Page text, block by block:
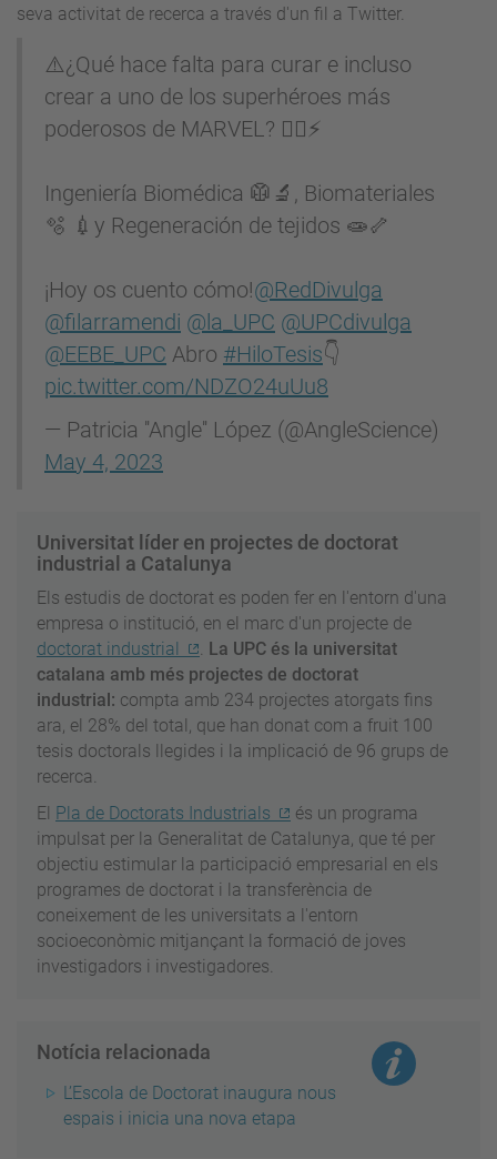
seva activitat de recerca a través d'un fil a Twitter.
⚠️¿Qué hace falta para curar e incluso
crear a uno de los superhéroes más
poderosos de MARVEL? 🦸‍♂️⚡
Ingeniería Biomédica 🥼🔬, Biomateriales
🫧 💉y Regeneración de tejidos 🧫🦴
¡Hoy os cuento cómo!@RedDivulga
@filarramendi @la_UPC @UPCdivulga
@EEBE_UPC Abro #HiloTesis👇
pic.twitter.com/NDZO24uUu8
— Patricia ''Angle'' López (@AngleScience)
May 4, 2023
Universitat líder en projectes de doctorat
industrial a Catalunya
Els estudis de doctorat es poden fer en l'entorn d'una
empresa o institució, en el marc d'un projecte de
doctorat industrial
. La UPC és la universitat
catalana amb més projectes de doctorat
industrial: compta amb 234 projectes atorgats fins
ara, el 28% del total, que han donat com a fruit 100
tesis doctorals llegides i la implicació de 96 grups de
recerca.
El Pla de Doctorats Industrials
és un programa
impulsat per la Generalitat de Catalunya, que té per
objectiu estimular la participació empresarial en els
programes de doctorat i la transferència de
coneixement de les universitats a l'entorn
socioeconòmic mitjançant la formació de joves
investigadors i investigadores.
Notícia relacionada
L’Escola de Doctorat inaugura nous
espais i inicia una nova etapa